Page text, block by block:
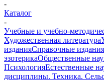
-
Каталог
-
Учебные и учебно-
Художественная литература
изданияСправочные издания
эзотерикаОбщественные
ПсихологияЕстественные
дисциплины. Техника.